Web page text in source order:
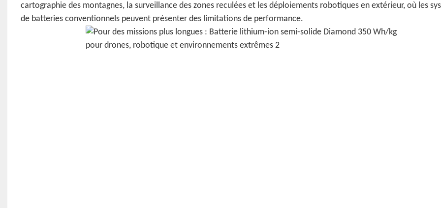
cartographie des montagnes, la surveillance des zones reculées et les déploiements robotiques en extérieur, où les
de batteries conventionnels peuvent présenter des limitations de performance.